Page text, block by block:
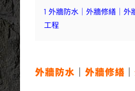
1 外牆防水｜外牆修繕｜外
工程
外牆防水 外牆修繕 ｜